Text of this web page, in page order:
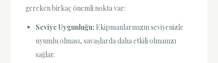
gereken birkaç önemli nokta var:
Seviye Uygunluğu: Ekipmanlarınızın seviyenizle
uyumlu olması, savaşlarda daha etkili olmanızı
sağlar.